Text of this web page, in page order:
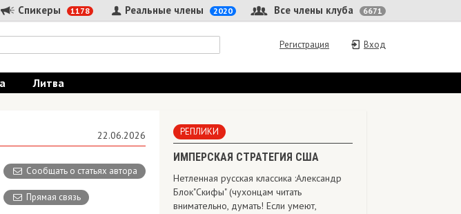
Спикеры 1178 Все члены клуба 6671
Реальные члены 2020
Вход
Регистрация
Литва
22.06.2026
Сообщать о статьях автора
Прямая связь
РЕПЛИКИ
ИМПЕРСКАЯ СТРАТЕГИЯ США
Нетленная русская классика :Александр
Блок"Скифы" (чухонцам читать
внимательно, думать! Если умеют,